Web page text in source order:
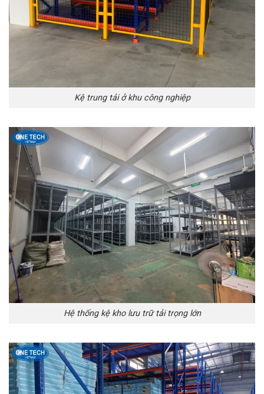
Kệ trung tải ở khu công nghiệp
Hệ thống kệ kho lưu trữ tải trọng lớn